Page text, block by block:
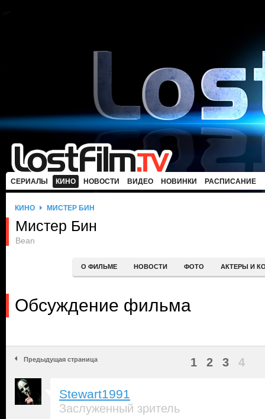
СЕРИАЛЫ КИНО НОВОСТИ ВИДЕО НОВИНКИ РАСПИСАНИЕ
КИНО МИСТЕР БИН
Мистер Бин
Bean
О ФИЛЬМЕ НОВОСТИ ФОТО АКТЕРЫ И
Обсуждение фильма
Предыдущая страница 1 2 3 4
Stewart1991
Заслуженный зритель